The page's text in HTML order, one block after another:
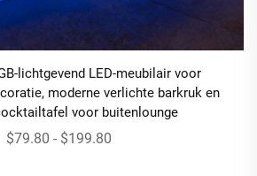
lichtgevend LED-meubilair voor
moderne verlichte barkruk en
voor buitenlounge
$79.80 - $199.80